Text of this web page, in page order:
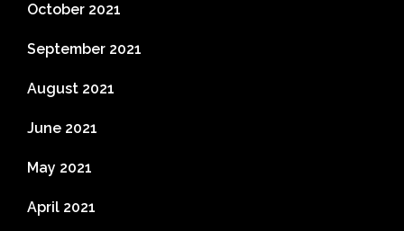
October 2021
September 2021
August 2021
June 2021
May 2021
April 2021